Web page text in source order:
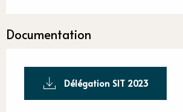
Documentation
Délégation SIT 2023